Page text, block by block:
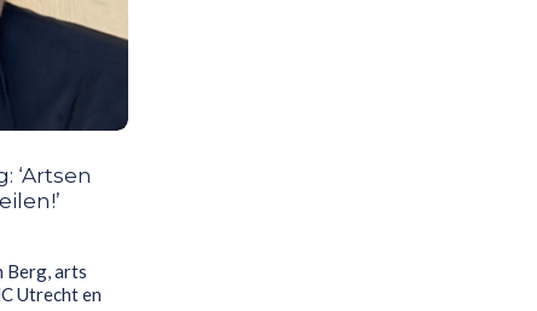
‘Artsen
Berg, arts
Utrecht en